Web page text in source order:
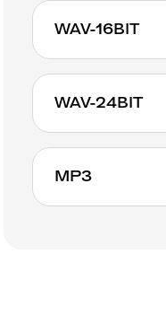
WAV-16BIT
WAV-24BIT
MP3